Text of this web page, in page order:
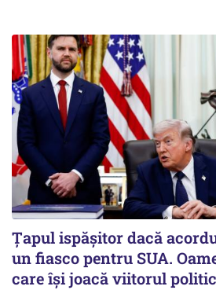
Țapul ispășitor dacă
un fiasco pentru SUA.
care își joacă viitorul